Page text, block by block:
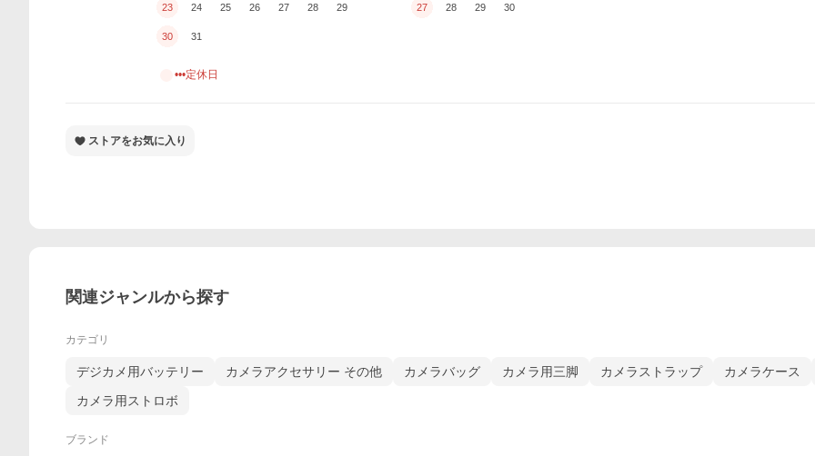
23 24 25 26 27 28 29
30 31
27 28 29 30
•••定休日
ストアをお気に入り
関連ジャンルから探す
カテゴリ
デジカメ用バッテリー カメラアクセサリー その他 カメラバッグ カメラ用三脚 カメラストラップ
カメラケース
カメラ用ストロボ
ブランド